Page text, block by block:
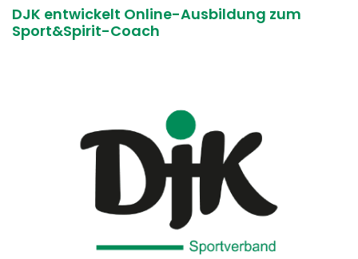
DJK entwickelt Online-Ausbildung zum
Sport&Spirit-Coach